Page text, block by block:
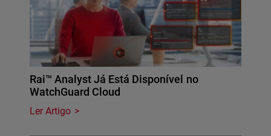
Rai™ Analyst Já Está Disponível no
WatchGuard Cloud
Ler Artigo